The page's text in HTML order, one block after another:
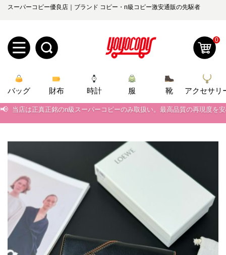
スーパーコピー優良店｜ブランド コピー・n級コピー激安通販の先駆者
規
ユ
ザ
ー
録
ロ
グ
ン
ー
ー
お
ら
yoyocopys@gmail.com
0
バッグ 財布 時計 服 靴
アクセサリ
📢 新作入荷！ルイ・ヴィトンスーパーコピー バッグ最新モデルが登場。
📢 当店は正真正銘のn級スーパーコピーのみ取扱い。最高品質の再現度を
2026春の新作続々更新中！期間中のご注文でお得な割引をご利用いただ
新作入荷！ルイ・ヴィトンスーパーコピー バッグ最新モデルが登場。